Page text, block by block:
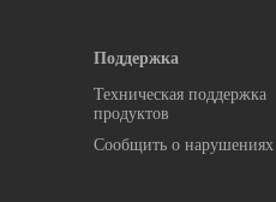
Поддержка
Техническая поддержка
продуктов
Сообщить о нарушениях